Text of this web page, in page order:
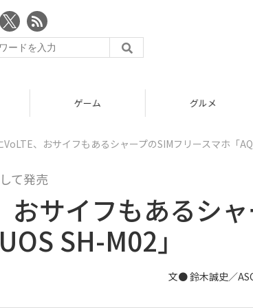
ゲーム グルメ
VoLTE、おサイフもあるシャープのSIMフリースマホ「
て発売
おサイフもあるシ
SH-M02」
文● 鈴木誠史／